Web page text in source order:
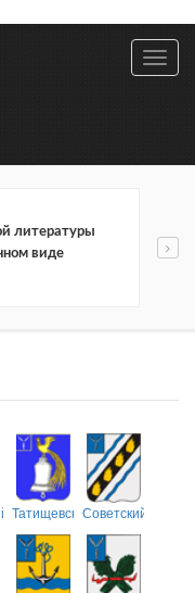
литературы
виде
ТатищевскийСоветский